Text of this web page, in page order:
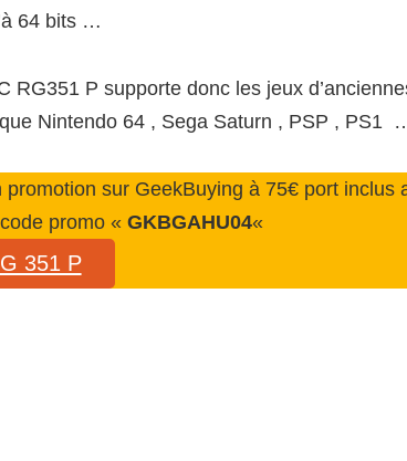
64 bits …
RG351 P supporte donc les jeux
Nintendo 64 , Sega Saturn , PSP , PS1
sur GeekBuying à 75€ port inclus
promo « GKBGAHU04«
351 P